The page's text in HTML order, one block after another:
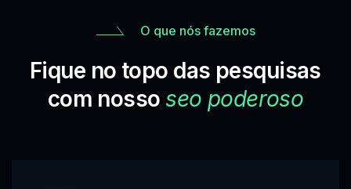
O que nós fazemos
Fique no topo das pesquisas
com nosso seo poderoso